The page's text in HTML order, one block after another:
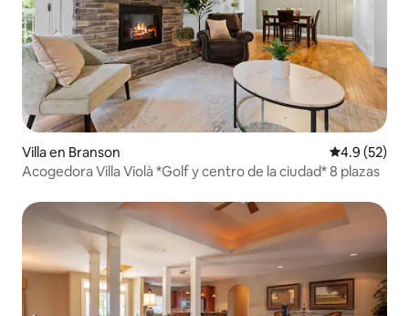
Villa en Branson Calificación
4.9 (52)
Acogedora Villa Violà *Golf y centro de la ciudad* 8 plazas